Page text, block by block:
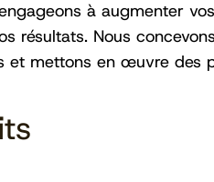
à augmenter
résultats. Nous
et mettons en œuvre des